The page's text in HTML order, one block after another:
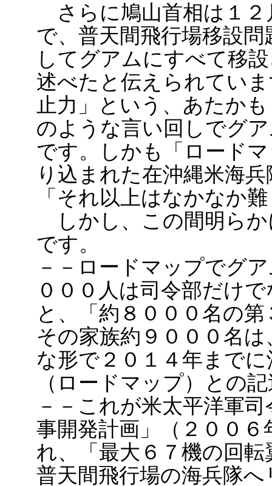
さらに鳩山首相は１２
で、普天間飛行場移設
してグアムにすべて移
述べたと伝えられてい
止力」という、あたか
のような言い回しでグ
です。しかも「ロード
り込まれた在沖縄米海
「それ以上はなかなか
しかし、この間明ら
です。
－－ロードマップでグ
０００人は司令部だけ
と、「約８０００名の
その家族約９０００名
な形で２０１４年まで
（ロードマップ）との
－－これが米太平洋軍
事開発計画」（２００
れ、「最大６７機の回
普天間飛行場の海兵隊